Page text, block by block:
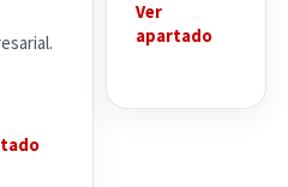
Ver
apartado